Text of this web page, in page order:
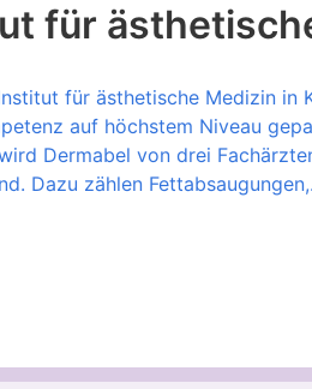
für
für ästhetische Medizin in
auf höchstem Niveau
Dermabel von drei
Dazu zählen